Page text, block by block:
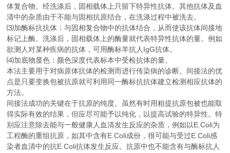
体复合物。经洗涤后，固相载体上只留下特异性抗体。其他抗体及血
清中的杂质由于不能与固相抗原结合，在洗涤过程中被洗去。
⑶加酶标抗抗体：与固相复合物中的抗体结合，从而使该抗体间接地
标记上酶。洗涤后，固相载体上的酶量就代表特异性抗体的量。例如
欲测人对某种疾病的抗体，可用酶标羊抗人IgG抗体。
⑷加底物显色：颜色深度代表标本中受检抗体的量。
本法主要用于对病原体抗体的检测而进行传染病的诊断。间接法的优
点是只要变换包被抗原就可利用同一酶标抗抗体建立检测相应抗体的
方法。
间接法成功的关键在于抗原的纯度。虽然有时用粗提抗原包被也能取
得实际有效的结果，但应尽可能予以纯化，以提高试验的特异性。特
别应注意除去能与一般健康人血清发生反应的杂质，例如以E.Coli为
工程酶的重组抗原，如其中含有E.Coli成份，很可能与受过E.Coli感
染者血清中的抗E.Coli抗体发生反应。抗原中也不能含有与酶标抗人